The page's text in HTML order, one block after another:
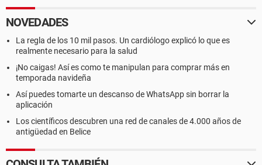
NOVEDADES
La regla de los 10 mil pasos. Un cardiólogo explicó lo que es
realmente necesario para la salud
¡No caigas! Así es como te manipulan para comprar más en
temporada navideña
Así puedes tomarte un descanso de WhatsApp sin borrar la
aplicación
Los científicos descubren una red de canales de 4.000 años de
antigüedad en Belice